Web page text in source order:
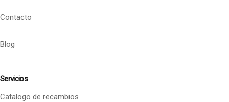
Contacto
Blog
Servicios
Catalogo de recambios